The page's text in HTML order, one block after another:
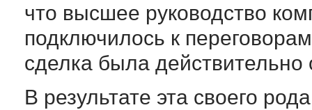
что высшее руководство
подключилось к
сделка была действительно
В результате эта своего